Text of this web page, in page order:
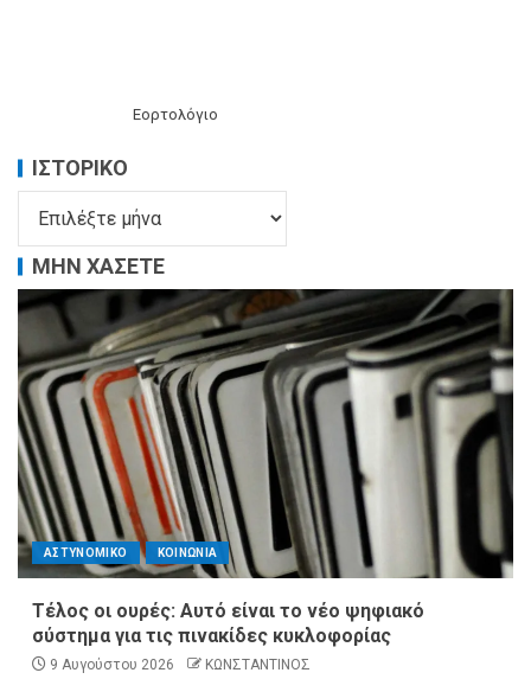
Εορτολόγιο
ΙΣΤΟΡΙΚΌ
ΜΗΝ ΧΑΣΕΤΕ
ΑΣΤΥΝΟΜΙΚΟ ΚΟΙΝΩΝΙΑ
Τέλος οι ουρές: Αυτό είναι το νέο ψηφιακό
σύστημα για τις πινακίδες κυκλοφορίας
9 Αυγούστου 2026 ΚΩΝΣΤΑΝΤΙΝΟΣ